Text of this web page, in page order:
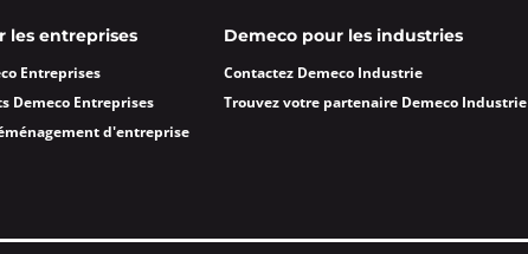
6ème
les entreprises
Entreprises
Demeco Entreprises
d'entreprise
Demeco pour les industries
Contactez Demeco Industrie
Trouvez votre partenaire Demeco Industrie